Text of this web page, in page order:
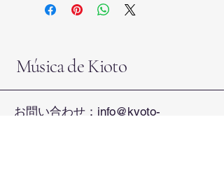
Música de Kioto
お問い合わせ： info@kyoto-